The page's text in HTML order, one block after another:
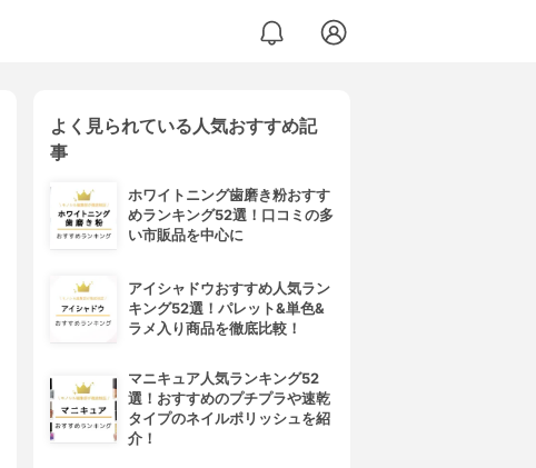
よく見られている人気おすすめ記
事
ホワイトニング歯磨き粉おすす
めランキング52選！口コミの多
い市販品を中心に
アイシャドウおすすめ人気ラン
キング52選！パレット&単色&
ラメ入り商品を徹底比較！
マニキュア人気ランキング52
選！おすすめのプチプラや速乾
タイプのネイルポリッシュを紹
介！